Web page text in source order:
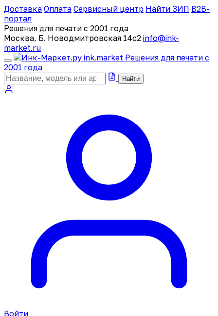
Доставка Оплата Сервисный центр Найти ЗИП B2B-
портал
Решения для печати с 2001 года
Москва, Б. Новодмитровская 14с2 info@ink-
market.ru
ink.market Решения для печати с
2001 года
Найти
Войти